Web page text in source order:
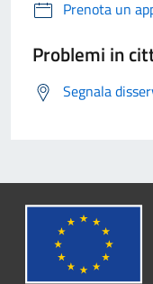
Prenota un
Problemi in
Segnala